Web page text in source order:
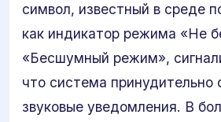
символ, известный в среде
как индикатор режима «Не
«Бесшумный режим»,
что система принудительно
звуковые уведомления. В